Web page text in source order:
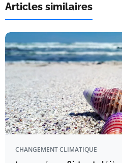
Articles similaires
CHANGEMENT CLIMATIQUE